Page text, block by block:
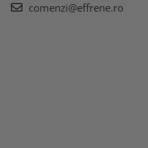
comenzi@effrene.ro